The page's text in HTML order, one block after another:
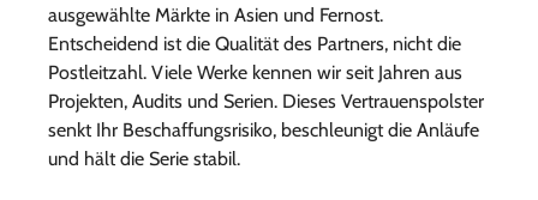
ausgewählte Märkte in Asien und Fernost.
Entscheidend ist die Qualität des Partners, nicht die
Postleitzahl. Viele Werke kennen wir seit Jahren aus
Projekten, Audits und Serien. Dieses Vertrauenspolster
senkt Ihr Beschaffungsrisiko, beschleunigt die Anläufe
und hält die Serie stabil.